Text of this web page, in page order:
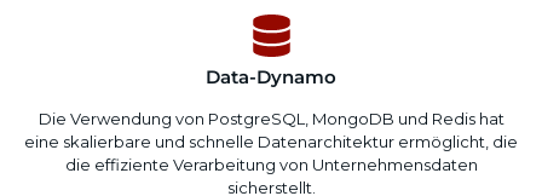
Data-Dynamo
Die Verwendung von PostgreSQL, MongoDB und Redis hat
eine skalierbare und schnelle Datenarchitektur ermöglicht, die
die effiziente Verarbeitung von Unternehmensdaten
sicherstellt.